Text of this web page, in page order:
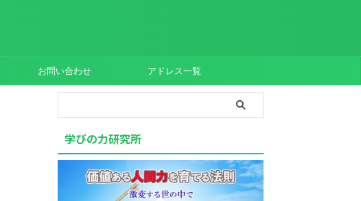
お問い合わせ アドレス一覧
学びの力研究所